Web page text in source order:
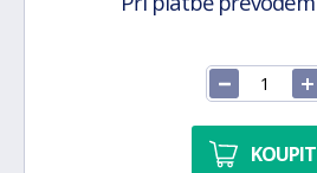
KOUPIT